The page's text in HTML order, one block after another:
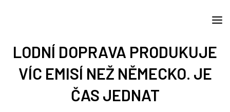
LODNÍ DOPRAVA PRODUKUJE
VÍC EMISÍ NEŽ NĚMECKO. JE
ČAS JEDNAT